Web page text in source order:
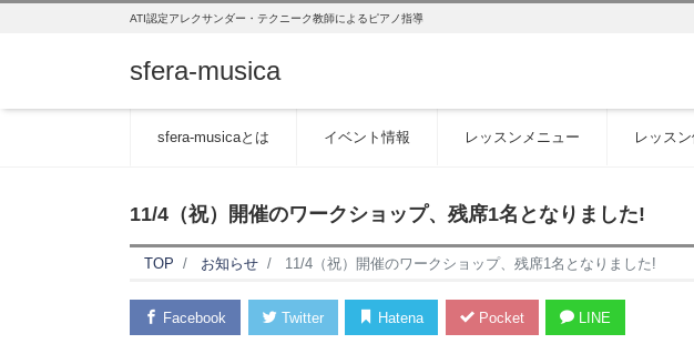
ATI認定アレクサンダー・テクニーク教師によるピアノ指導
sfera-musica
sfera-musicaとは イベント情報 レッスンメニュー レッス
11/4（祝）開催のワークショップ、残席1名となりました!
TOP お知らせ 11/4（祝）開催のワークショップ、残席1名となりました!
Facebook Twitter Hatena Pocket LINE